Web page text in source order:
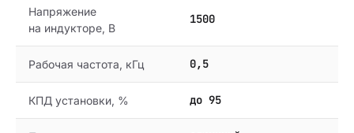
Напряжение
на индукторе, В
1500
Рабочая частота, кГц 0,5
КПД установки, % до 95